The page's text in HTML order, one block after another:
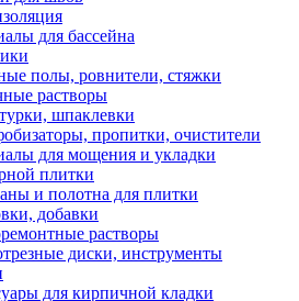
для бассейна
полы, ровнители, стяжки
растворы
шпаклевки
пропитки, очистители
для мощения и укладки
плитки
и полотна для плитки
добавки
растворы
диски, инструменты
для кирпичной кладки